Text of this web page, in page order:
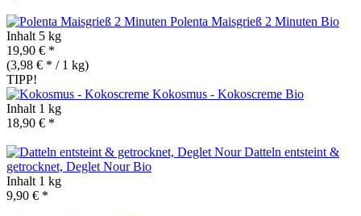
Polenta Maisgrieß 2 Minuten Bio
Inhalt 5 kg
19,90 € *
(3,98 € * / 1 kg)
TIPP!
Kokosmus - Kokoscreme Bio
Inhalt 1 kg
18,90 € *
Datteln entsteint &
getrocknet, Deglet NourBio
Inhalt 1 kg
9,90 € *